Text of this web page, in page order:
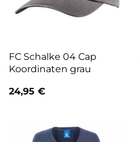
FC Schalke 04 Cap
Koordinaten grau
24,95 €